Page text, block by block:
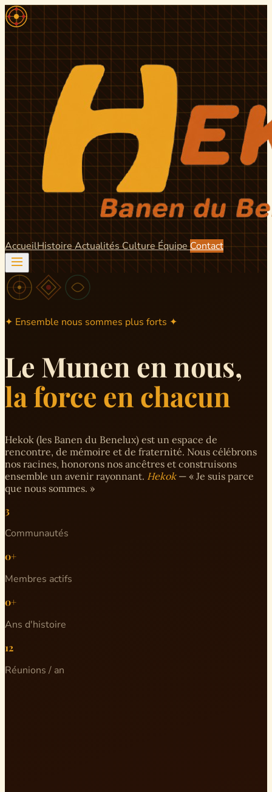
AccueilHistoire ActualitésCulture Équipe Contact
✦ Ensemble nous sommes plus forts ✦
Le Munen en nous,
la force en chacun
Hekok (les Banen du Benelux) est un espace de
rencontre, de mémoire et de fraternité. Nous célébrons
nos racines, honorons nos ancêtres et construisons
ensemble un avenir rayonnant. Hekok— « Je suis parce
que nous sommes. »
3
Communautés
0+
Membres actifs
0+
Ans d'histoire
12
Réunions / an